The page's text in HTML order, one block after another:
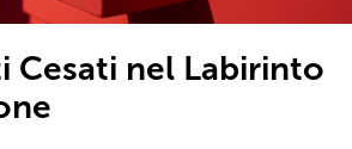
Cesati nel Labirinto